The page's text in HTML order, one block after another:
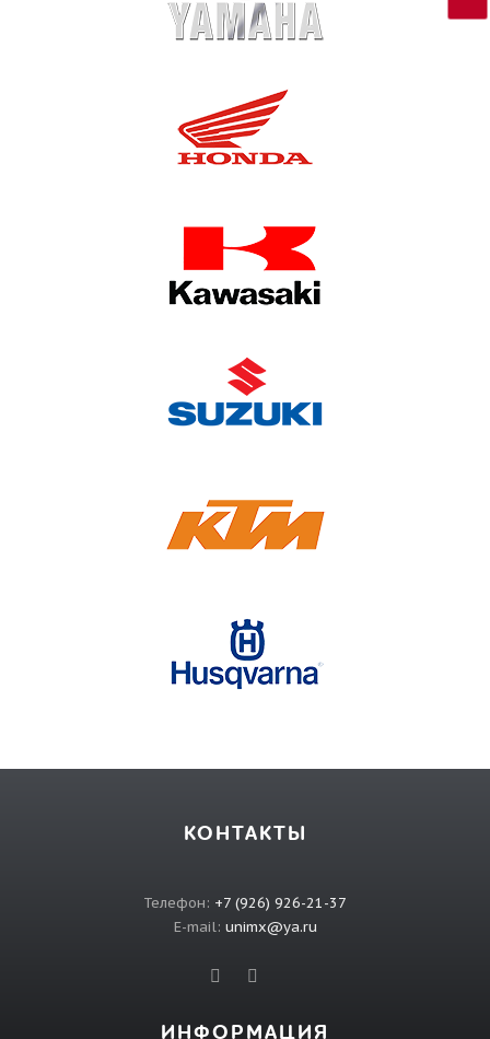
КОНТАКТЫ
Телефон: +7 (926) 926-21-37
E-mail: unimx@ya.ru
ИНФОРМАЦИЯ